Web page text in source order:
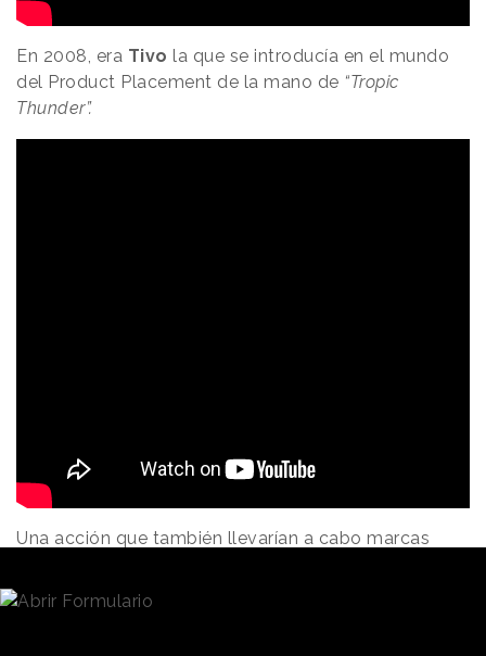
En 2008, era Tivo la que se introducía en el mundo
del Product Placement de la mano de “Tropic
Thunder”.
Una acción que también llevarían a cabo marcas
“Evolutions”
(2011) o